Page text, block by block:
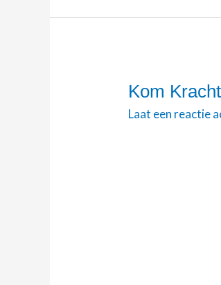
Kom
Laat een reactie
Kom
Krachtig